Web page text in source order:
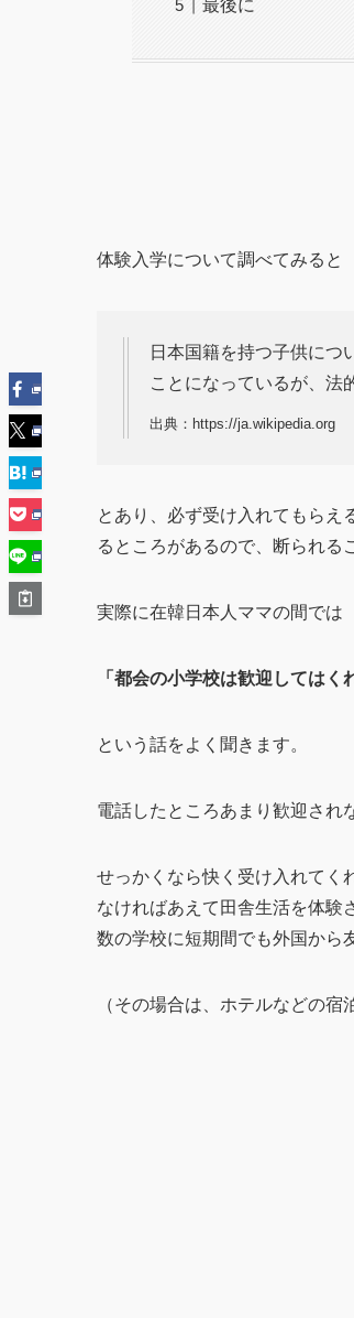
最後に
体験入学について調べてみると
日本国籍を持つ子供につ
ことになっているが、法
出典：https://ja.wikipedia.org
とあり、必ず受け入れてもらえ
るところがあるので、断られる
実際に在韓日本人ママの間では
「都会の小学校は歓迎してはく
という話をよく聞きます。
電話したところあまり歓迎され
せっかくなら快く受け入れてく
なければあえて田舎生活を体験
数の学校に短期間でも外国から
（その場合は、ホテルなどの